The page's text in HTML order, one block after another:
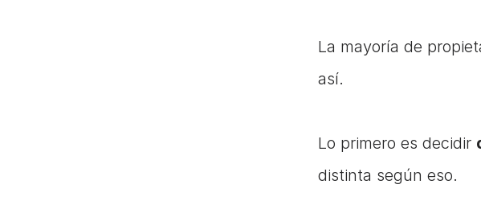
La mayoría de
así.
Lo primero es decidir
distinta según eso.